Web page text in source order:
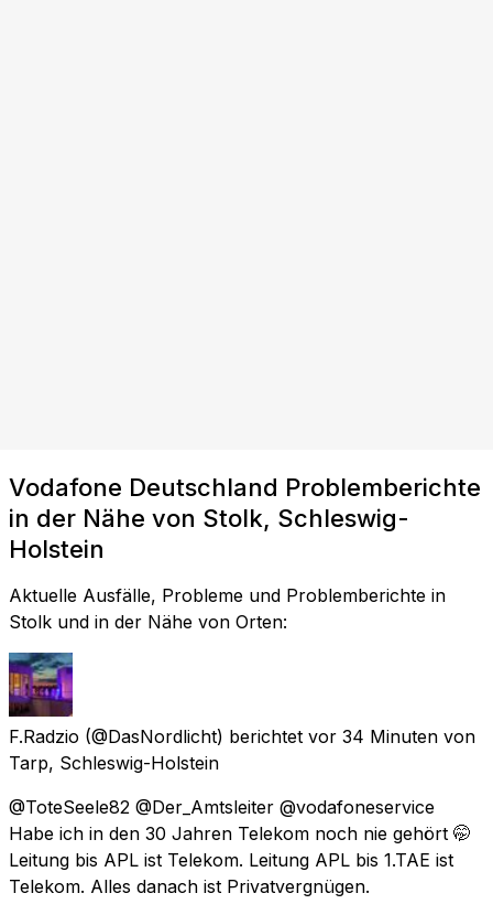
Vodafone Deutschland Problemberichte
in der Nähe von Stolk, Schleswig-
Holstein
Aktuelle Ausfälle, Probleme und Problemberichte in
Stolk und in der Nähe von Orten:
F.Radzio (@DasNordlicht) berichtet vor 34 Minuten von
Tarp, Schleswig-Holstein
@ToteSeele82 @Der_Amtsleiter @vodafoneservice
Habe ich in den 30 Jahren Telekom noch nie gehört 🤭
Leitung bis APL ist Telekom. Leitung APL bis 1.TAE ist
Telekom. Alles danach ist Privatvergnügen.